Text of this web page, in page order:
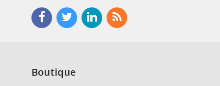
Boutique